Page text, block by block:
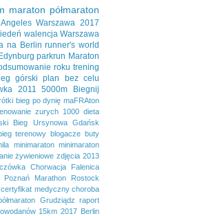
maraton półmaraton
Warszawa 2017
walencja Warszawa
na Berlin runner's world
parkrun Maraton
roku trening
górski
plan bez celu
2011 5000m
Biegnij
bieg po dynię maFRAton
zurych 1000 dieta
Bieg Ursynowa
Gdańsk
terenowy blogacze buty
minimaraton minimaraton
żywieniowe zdjęcia 2013
Chorwacja
Falenica
Poznań Marathon
Rostock
certyfikat medyczny choroba
Grudziądz raport
15km 2017 Berlin